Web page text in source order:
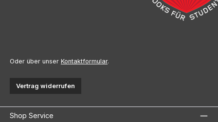
Oder über unser Kontaktformular.
Vertrag widerrufen
Shop Service